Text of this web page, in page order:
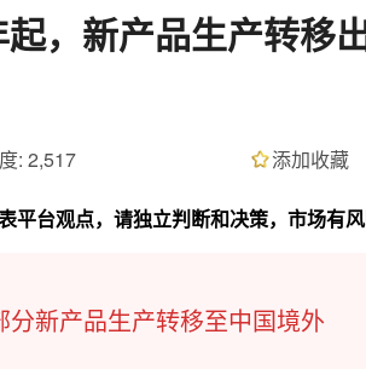
，新产品生产转移
: 2,517 添加收藏
台观点，请独立判断和决策，市场有风
新产品生产转移至中国境外